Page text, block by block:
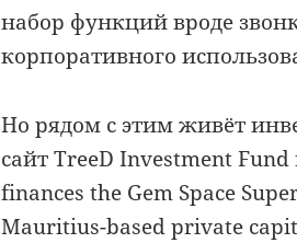
набор функций вроде
корпоративного
Но рядом с этим живёт
сайт TreeD Investment
finances the Gem Space
Mauritius-based private